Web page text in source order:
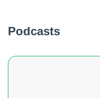
Podcasts